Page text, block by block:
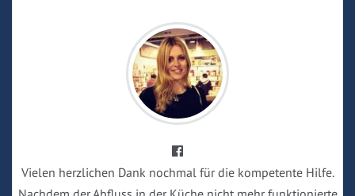
Vielen herzlichen Dank nochmal für die kompetente Hilfe.